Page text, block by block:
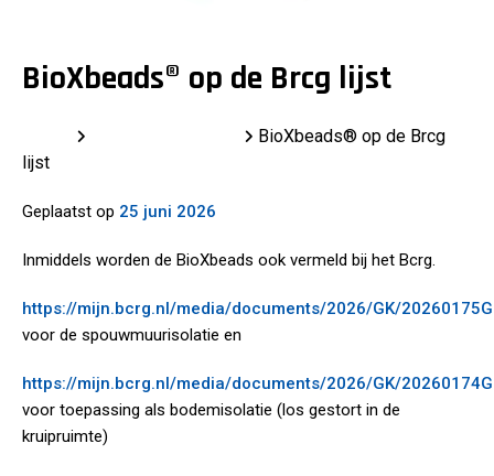
BioXbeads® op de Brcg lijst
BioXbeads® op de Brcg
lijst
Geplaatst op 25 juni 2026
Inmiddels worden de BioXbeads ook vermeld bij het Bcrg.
https://mijn.bcrg.nl/media/documents/2026/GK/
voor de spouwmuurisolatie en
https://mijn.bcrg.nl/media/documents/2026/GK/
voor toepassing als bodemisolatie (los gestort in de
kruipruimte)